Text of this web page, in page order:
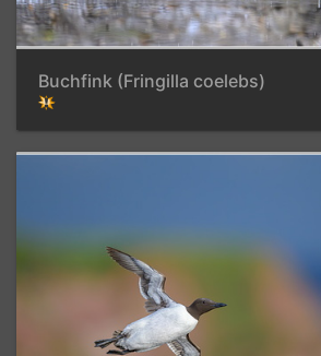
Buchfink (Fringilla coelebs)